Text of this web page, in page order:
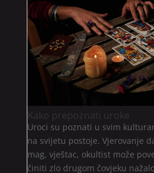
Kako prepoznati uroke
Uroci su poznati u svim
na svijetu postoje. Vjerovanje
mag, vještac, okultist može
činiti zlo drugom čovjeku